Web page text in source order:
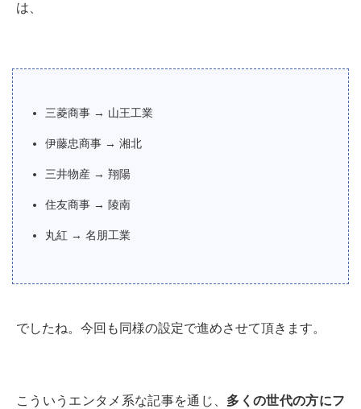
は、
三菱商事 → 山王工業
伊藤忠商事 → 湘北
三井物産 → 翔陽
住友商事 → 陵南
丸紅 → 名朋工業
でしたね。今回も同様の設定で進めさせて頂きます。
こういうエンタメ系な記事を通じ、 多くの世代の方にフ